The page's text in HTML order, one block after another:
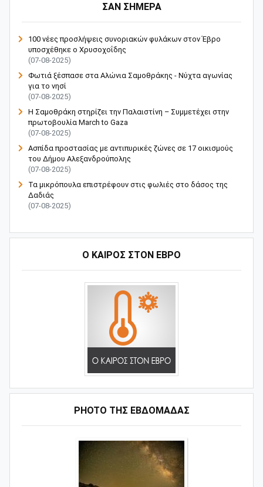
ΣΑΝ ΣΗΜΕΡΑ
100 νέες προσλήψεις συνοριακών φυλάκων στον Έβρο
υποσχέθηκε ο Χρυσοχοΐδης
(07-08-2025)
Φωτιά ξέσπασε στα Αλώνια Σαμοθράκης - Νύχτα αγωνίας
για το νησί
(07-08-2025)
Η Σαμοθράκη στηρίζει την Παλαιστίνη – Συμμετέχει στην
πρωτοβουλία March to Gaza
(07-08-2025)
Ασπίδα προστασίας με αντιπυρικές ζώνες σε 17 οικισμούς
του Δήμου Αλεξανδρούπολης
(07-08-2025)
Τα μικρόπουλα επιστρέφουν στις φωλιές στο δάσος της
Δαδιάς
(07-08-2025)
Ο ΚΑΙΡΟΣ ΣΤΟΝ ΕΒΡΟ
PHOTO ΤΗΣ ΕΒΔΟΜΑΔΑΣ